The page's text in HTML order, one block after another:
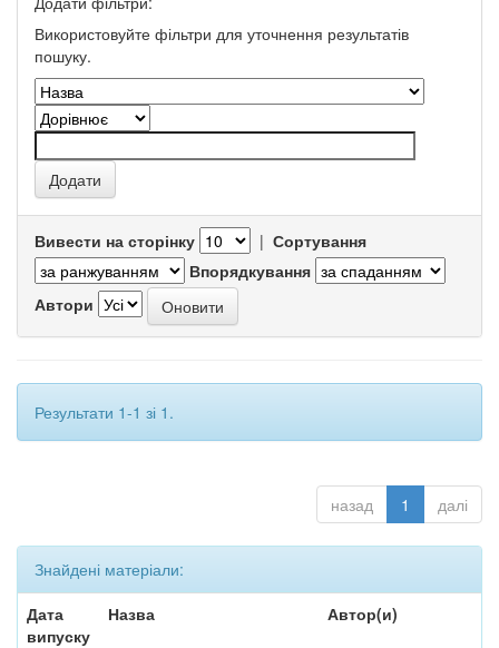
Використовуйте фільтри для уточнення результатів
пошуку.
Вивести на сторінку | Сортування
Впорядкування
Автори
Результати 1-1 зі 1.
назад 1 далі
Знайдені матеріали:
Дата
випуску
Назва Автор(и)